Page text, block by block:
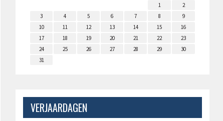
1
2
3
4 5 6 7 8
9
10
11 12 13 14 15
16
17
18 19 20 21 22
23
24
25 26 27 28 29
30
31
VERJAARDAGEN